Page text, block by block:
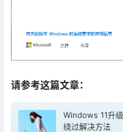
请参考这篇文章：
Windows 11升
绕过解决方法